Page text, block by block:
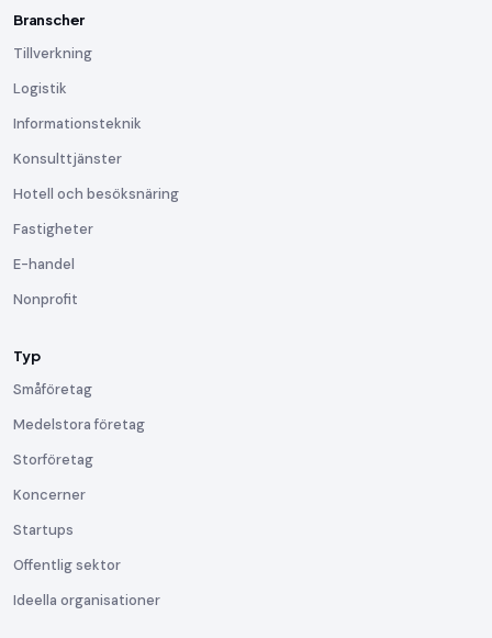
Branscher
Tillverkning
Logistik
Informationsteknik
Konsulttjänster
Hotell och besöksnäring
Fastigheter
E-handel
Nonprofit
Typ
Småföretag
Medelstora företag
Storföretag
Koncerner
Startups
Offentlig sektor
Ideella organisationer